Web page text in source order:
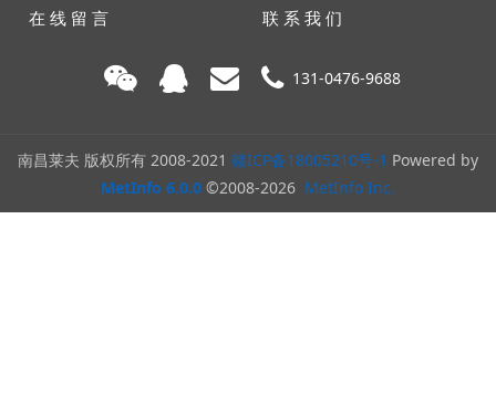
在 线 留 言 联 系 我 们
131-0476-9688
南昌莱夫 版权所有 2008-2021 赣ICP备18005210号-1 Powered by
MetInfo 6.0.0 ©2008-2026 MetInfo Inc.